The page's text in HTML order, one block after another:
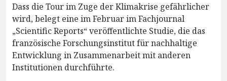
Dass die Tour im Zuge der Klimakrise gefährlicher
wird, belegt eine im Februar im Fachjournal
„Scientific Reports“ veröffentlichte Studie, die das
französische Forschungsinstitut für nachhaltige
Entwicklung in Zusammenarbeit mit anderen
Institutionen durchführte.